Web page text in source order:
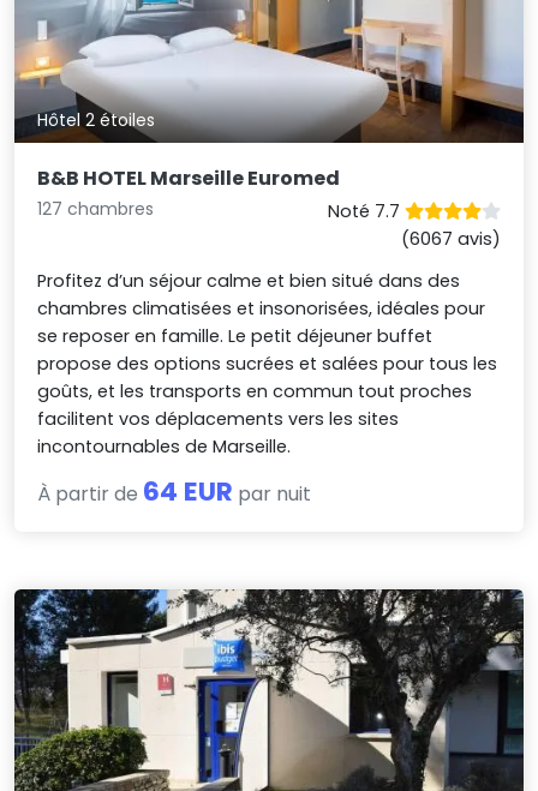
Hôtel 2 étoiles
B&B HOTEL Marseille Euromed
127 chambres
Noté 7.7
(6067 avis)
Profitez d’un séjour calme et bien situé dans des
chambres climatisées et insonorisées, idéales pour
se reposer en famille. Le petit déjeuner buffet
propose des options sucrées et salées pour tous les
goûts, et les transports en commun tout proches
facilitent vos déplacements vers les sites
incontournables de Marseille.
À partir de 64 EUR par nuit